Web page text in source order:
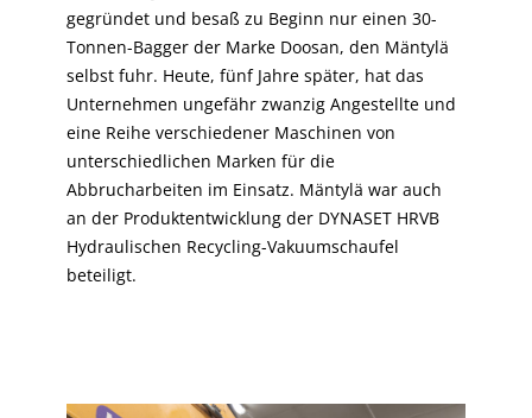
gegründet und besaß zu Beginn nur einen 30-
Tonnen-Bagger der Marke Doosan, den Mäntylä
selbst fuhr. Heute, fünf Jahre später, hat das
Unternehmen ungefähr zwanzig Angestellte und
eine Reihe verschiedener Maschinen von
unterschiedlichen Marken für die
Abbrucharbeiten im Einsatz. Mäntylä war auch
an der Produktentwicklung der DYNASET HRVB
Hydraulischen Recycling-Vakuumschaufel
beteiligt.